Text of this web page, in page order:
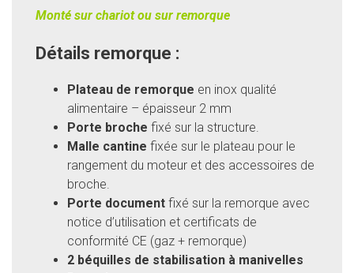
Monté sur chariot ou sur remorque
Détails remorque :
Plateau de remorque en inox qualité
alimentaire – épaisseur 2 mm
Porte broche fixé sur la structure.
Malle cantine fixée sur le plateau pour le
rangement du moteur et des accessoires de
broche.
Porte document fixé sur la remorque avec
notice d’utilisation et certificats de
conformité CE (gaz + remorque)
2 béquilles de stabilisation à manivelles